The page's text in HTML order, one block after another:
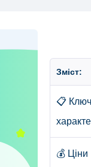
Зміст:
📋
💰 Ціни